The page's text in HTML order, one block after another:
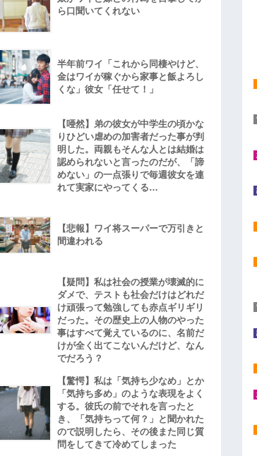
ら口聞いてくれない
半年前ワイ「これから同棲やけど、
金はワイが稼ぐから家事と飯よろし
くな」彼女「任せて！」
【唖然】弟の彼女が中学生の頃かな
りひどい虐めの加害者だった事が判
明した。両親もそんな人とは結婚は
認められないと言ったのだが、「諦
めない」の一点張りで毎週彼女を連
れて実家にやってくる…
【悲報】ワイ将スーパーで万引きと
間違われる
【疑問】私は社会の授業が壊滅的に
ダメで、テストも社会だけはどれだ
け頑張って勉強しても赤点ギリギリ
だった。その歴史上の人物のやった
事はすべて覚えているのに、名前だ
けが全く出てこないんだけど、なん
でだろう？
【驚愕】私は「気持ち少なめ」とか
「気持ち多め」のような表現をよく
する。彼氏の前でそれを言ったと
き、「気持ちって何？」と聞かれた
ので説明したら、その後また同じ質
問をしてきて冷めてしまった